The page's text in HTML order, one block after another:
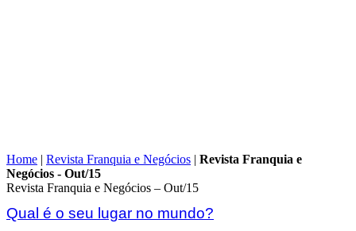
Home | Revista Franquia e Negócios | Revista Franquia e
Negócios - Out/15
Revista Franquia e Negócios – Out/15
Qual é o seu lugar no mundo?